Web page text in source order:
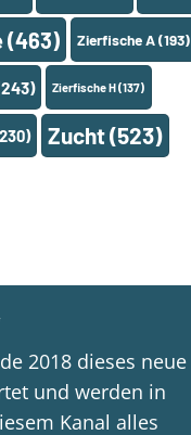
(463) Zierfische A(193)
Zierfische H(137)
Zucht(523)
2018 dieses neue
und werden in
Kanal alles